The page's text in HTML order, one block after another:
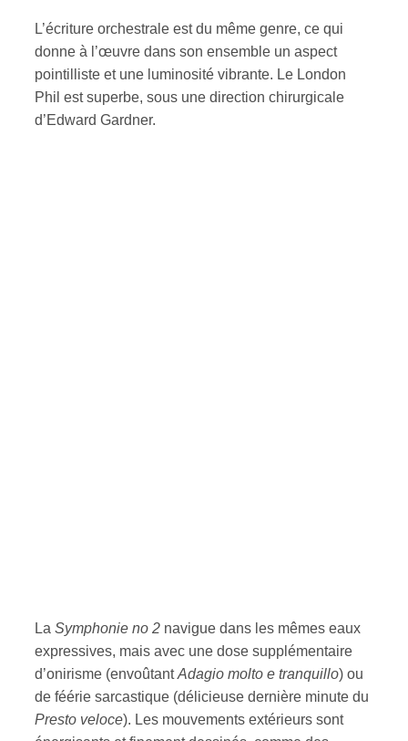
L’écriture orchestrale est du même genre, ce qui
donne à l’œuvre dans son ensemble un aspect
pointilliste et une luminosité vibrante. Le London
Phil est superbe, sous une direction chirurgicale
d’Edward Gardner.
La Symphonie no 2 navigue dans les mêmes eaux
expressives, mais avec une dose supplémentaire
d’onirisme (envoûtantAdagio molto e tranquillo) ou
de féérie sarcastique (délicieuse dernière minute du
Presto veloce). Les mouvements extérieurs sont